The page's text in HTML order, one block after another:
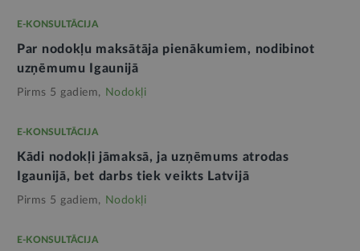
E-KONSULTĀCIJA
Par nodokļu maksātāja pienākumiem, nodibinot
uzņēmumu Igaunijā
Pirms 5 gadiem, Nodokļi
E-KONSULTĀCIJA
Kādi nodokļi jāmaksā, ja uzņēmums atrodas
Igaunijā, bet darbs tiek veikts Latvijā
Pirms 5 gadiem, Nodokļi
E-KONSULTĀCIJA